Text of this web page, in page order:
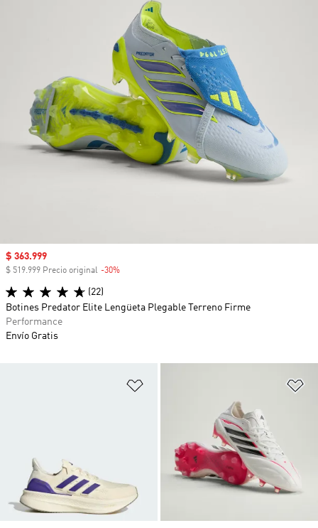
Precio de venta
$ 363.999
$ 519.999 Precio original -30%
(22)
Botines Predator Elite Lengüeta Plegable Terreno Firme
Performance
Envío Gratis